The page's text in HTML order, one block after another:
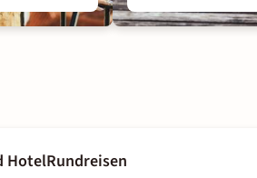
HotelRundreisen